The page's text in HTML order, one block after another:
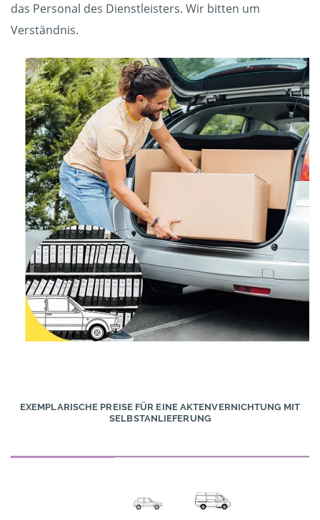
das Personal des Dienstleisters. Wir bitten um
Verständnis.
EXEMPLARISCHE PREISE FÜR EINE AKTENVERNICHTUNG MIT
SELBSTANLIEFERUNG